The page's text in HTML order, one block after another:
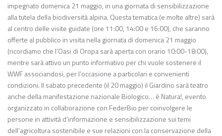
impegnato domenica 21 maggio, in una giornata di sensibilizzazione
alla tutela della biodiversità alpina. Questa tematica (e molte altre) sarà
al centro delle visite guidate (ore 11:00, 14:00 e 16:00), che saranno
offerte al pubblico in visita nella giornata di domenica 21 maggio
(ricordiamo che l’Oasi di Oropa sarà aperta con orario 10:00-18:00),
mentre sarà attivo un punto informativo per chi vuole sostenere il
WWF associandosi, per l’occasione a particolari e convenienti
condizioni. Il sabato precedente (il 20 maggio) il Giardino sarà teatro
anche della manifestazione nazionale Biologico… è Natura!, evento
organizzato in collaborazione con FederBio per coinvolgere le
persone in attività d’informazione e sensibilizzazione sui temi
dell’agricoltura sostenibile e sue relazioni con la conservazione della